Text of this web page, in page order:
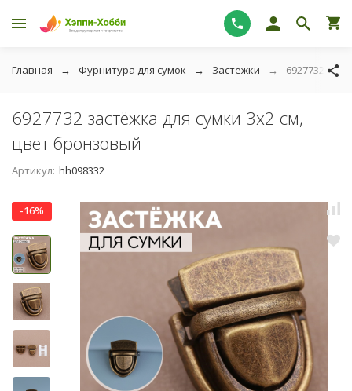
Главная Фурнитура для сумок Застежки 6927732
6927732 застёжка для сумки 3х2 см,
цвет бронзовый
Артикул: hh098332
-16%